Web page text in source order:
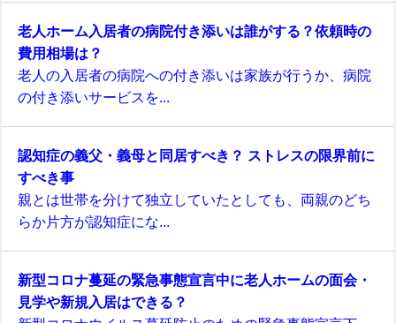
老人ホーム入居者の病院付き添いは誰がする？依頼時の
費用相場は？
老人の入居者の病院への付き添いは家族が行うか、病院
の付き添いサービスを...
認知症の義父・義母と同居すべき？ ストレスの限界前に
すべき事
親とは世帯を分けて独立していたとしても、両親のどち
らか片方が認知症にな...
新型コロナ蔓延の緊急事態宣言中に老人ホームの面会・
見学や新規入居はできる？